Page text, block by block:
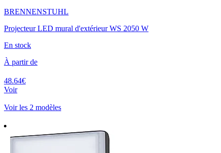
BRENNENSTUHL
Projecteur LED mural d'extérieur WS 2050 W
En stock
À partir de
48.64€
Voir
Voir les 2 modèles